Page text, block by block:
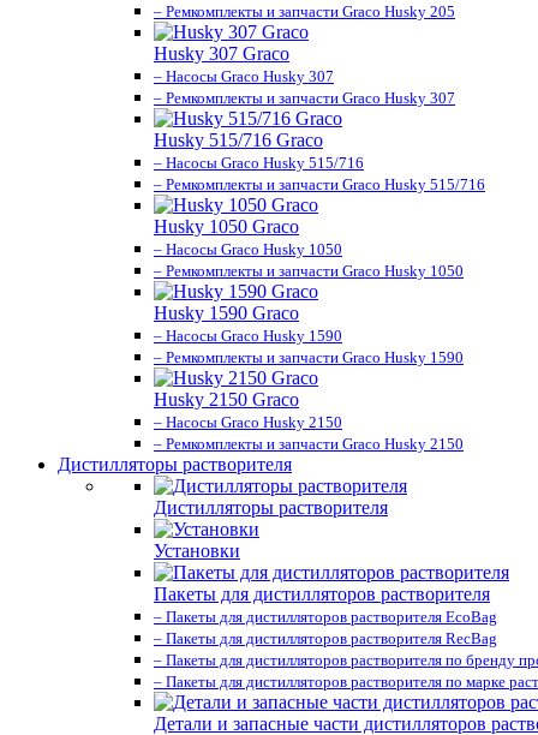
– Ремкомплекты и запчасти Graco Husky 205
Husky 307 Graco
– Насосы Graco Husky 307
– Ремкомплекты и запчасти Graco Husky 307
Husky 515/716 Graco
– Насосы Graco Husky 515/716
– Ремкомплекты и запчасти Graco Husky 515/716
Husky 1050 Graco
– Насосы Graco Husky 1050
– Ремкомплекты и запчасти Graco Husky 1050
Husky 1590 Graco
– Насосы Graco Husky 1590
– Ремкомплекты и запчасти Graco Husky 1590
Husky 2150 Graco
– Насосы Graco Husky 2150
– Ремкомплекты и запчасти Graco Husky 2150
Дистилляторы растворителя
Дистилляторы растворителя
Установки
Пакеты для дистилляторов растворителя
– Пакеты для дистилляторов растворителя EcoBag
– Пакеты для дистилляторов растворителя RecBag
– Пакеты для дистилляторов растворителя по бренду
– Пакеты для дистилляторов растворителя по марке
Детали и запасные части дистилляторов